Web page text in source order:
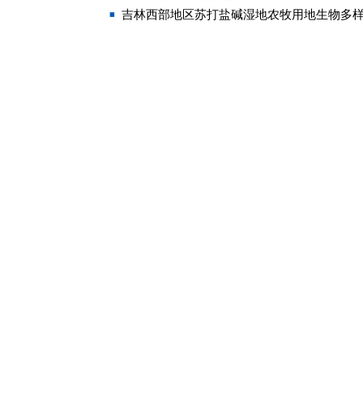
吉林西部地区苏打盐碱湿地农牧用地生物多